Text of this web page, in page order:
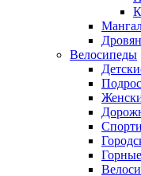
Велосипеды